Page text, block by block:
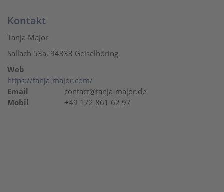
Kontakt
Tanja Major
Sallach 53a, 94333 Geiselhöring
Web
https://tanja-major.com/
Email
contact@tanja-major.de
Mobil
+49 172 861 62 97